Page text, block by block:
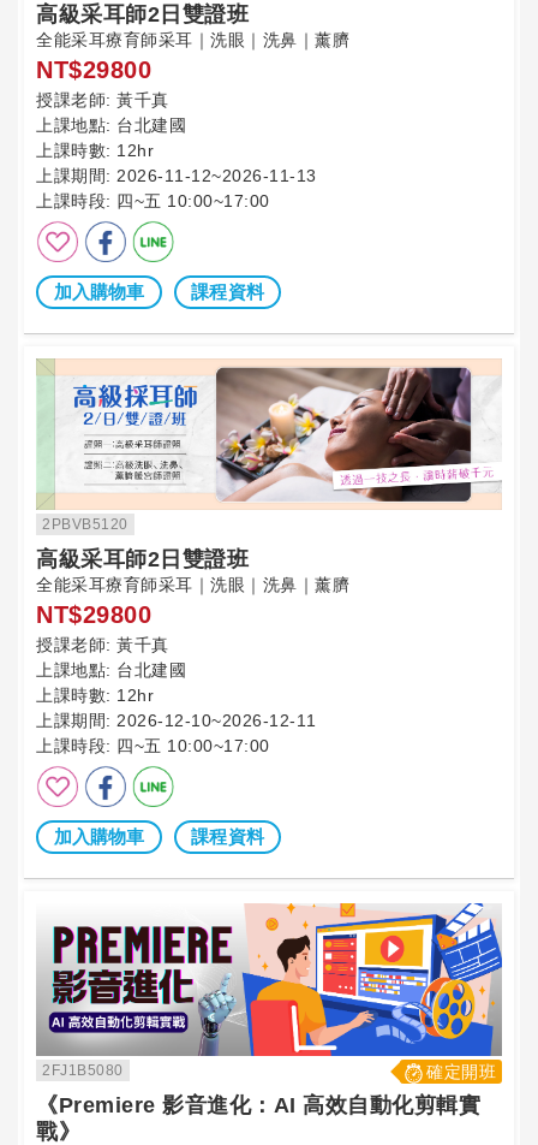
高級采耳師2日雙證班
全能采耳療育師采耳｜洗眼｜洗鼻｜薰臍
NT$29800
授課老師: 黃千真
上課地點: 台北建國
上課時數: 12hr
上課期間: 2026-11-12~2026-11-13
上課時段: 四~五 10:00~17:00
加入購物車 課程資料
2PBVB5120
高級采耳師2日雙證班
全能采耳療育師采耳｜洗眼｜洗鼻｜薰臍
NT$29800
授課老師: 黃千真
上課地點: 台北建國
上課時數: 12hr
上課期間: 2026-12-10~2026-12-11
上課時段: 四~五 10:00~17:00
加入購物車 課程資料
2FJ1B5080 確定開班
《Premiere 影音進化：AI 高效自動化剪輯實
戰》